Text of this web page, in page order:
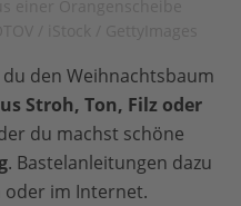
den Weihnachtsbaum
Stroh, Ton, Filz oder
du machst schöne
. Bastelanleitungen dazu
im Internet.